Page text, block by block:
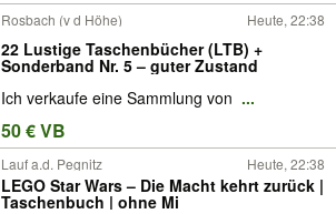
Rosbach (v d Höhe) Heute, 22:38
22 Lustige Taschenbücher (LTB) +
Sonderband Nr. 5 – guter Zustand
Ich verkaufe eine Sammlung von ...
50 € VB
Lauf a.d. Pegnitz Heute, 22:38
LEGO Star Wars – Die Macht kehrt zurück |
Taschenbuch | ohne Mi